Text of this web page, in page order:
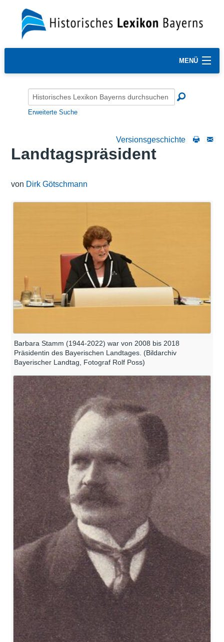
MENÜ
Erweiterte Suche
Versionsgeschichte
Landtagspräsident
von Dirk Götschmann
Barbara Stamm (1944-2022) war von 2008 bis 2018
Präsidentin des Bayerischen Landtages. (Bildarchiv
Bayerischer Landtag, Fotograf Rolf Poss)